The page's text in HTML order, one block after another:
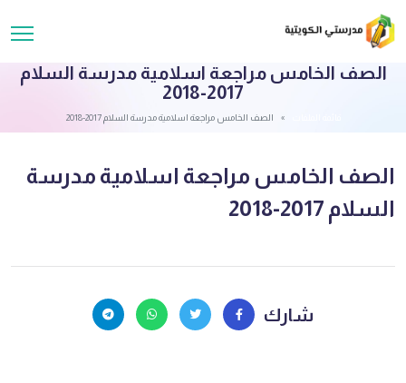
الصف الخامس مراجعة اسلامية مدرسة السلام
2017-2018
الصف الخامس مراجعة اسلامية مدرسة السلام 2017-2018
الصف الخامس مراجعة اسلامية مدرسة
السلام 2017-2018
شارك